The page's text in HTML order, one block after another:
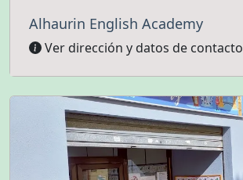
Alhaurin English Academy
Ver dirección y datos de contacto